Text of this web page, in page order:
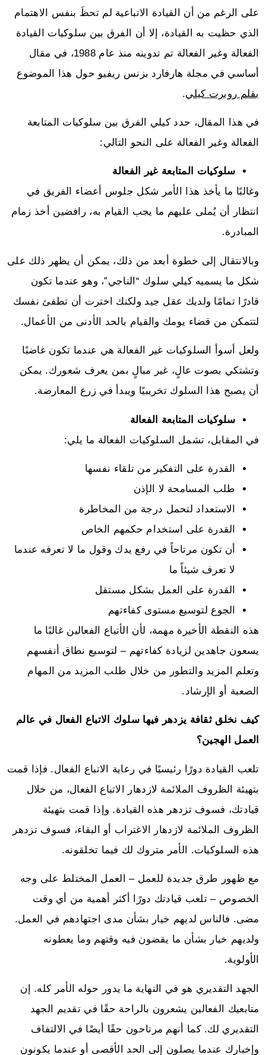
على الرغم من أن القيادة الاتباعية لم تحظَ بنفس الاهتمام
الذي حظيت به القيادة، إلا أن الفرق بين سلوكيات القيادة
الفعالة وغير الفعالة تم تدوينه منذ عام 1988، في مقال
أساسي في مجلة هارفارد بزنس ريفيو حول هذا الموضوع
بقلم روبرت كيلي .
في هذا المقال، حدد كيلي الفرق بين سلوكيات المتابعة
الفعالة وغير الفعالة على النحو التالي:
سلوكيات المتابعة غير الفعالة
وغالبًا ما يأخذ هذا الأمر شكل جلوس أعضاء الفريق في
انتظار أن يُملى عليهم ما يجب القيام به، رافضين أخذ زمام
المبادرة.
وبالانتقال إلى خطوة أبعد من ذلك، يمكن أن يظهر ذلك على
شكل ما يسميه كيلي سلوك “الناجي”، وهو عندما تكون
قادرًا تمامًا ولديك عقل جيد ولكنك اخترت أن تطفئ نفسك
لتتمكن من قضاء يومك والقيام بالحد الأدنى من الأعمال.
ولعل أسوأ السلوكيات غير الفعالة هي عندما تكون غاضبًا
وتشتكي بصوت عالٍ، غير مبالٍ بمن يعرف شعورك. يمكن
أن يصبح هذا السلوك تخريبيًا ويبدأ في زرع المعارضة.
سلوكيات المتابعة الفعالة
في المقابل، تشمل السلوكيات الفعالة ما يلي:
القدرة على التفكير من تلقاء نفسها
طلب المسامحة لا الإذن
الاستعداد لتحمل درجة من المخاطرة
القدرة على استخدام حكمهم الخاص
أن تكون مرتاحاً في رفع يدك وقول ما لا تعرفه عندما
لا تعرف شيئاً ما
القدرة على العمل بشكل مستقل
الجوع لتوسيع مستوى كفاءتهم
هذه النقطة الأخيرة مهمة، لأن الأتباع الفعالين غالبًا ما
يسعون جاهدين لزيادة كفاءتهم – لتوسيع نطاق أنفسهم
وتعلم المزيد والتطور من خلال طلب المزيد من المهام
الصعبة أو الإرشاد.
كيف نخلق ثقافة يزدهر فيها سلوك الاتباع الفعال في عالم
العمل الهجين؟
تلعب القيادة دورًا رئيسيًا في رعاية الاتباع الفعال. فإذا قمت
بتهيئة الظروف الملائمة لازدهار الاتباع الفعال، من خلال
قيادتك، فسوف تزدهر هذه القيادة. وإذا قمت بتهيئة
الظروف الملائمة لازدهار الاغتراب أو البقاء، فسوف تزدهر
هذه السلوكيات. الأمر متروك لك فيما تخلقونه.
مع ظهور طرق جديدة للعمل – العمل المختلط على وجه
الخصوص – تلعب قيادتك دورًا أكثر أهمية من أي وقت
مضى. فالناس لديهم خيار بشأن مدى اجتهادهم في العمل.
ولديهم خيار بشأن ما يقضون فيه وقتهم وما يعطونه
الأولوية.
الجهد التقديري هو في النهاية ما يدور حوله الأمر كله. إن
متابعيك الفعالين يشعرون بالراحة حقًا في تقديم الجهد
التقديري لك. كما أنهم مرتاحون حقًا أيضًا في الالتفاف
وإخبارك عندما يصلون إلى الحد الأقصى أو عندما يكونون